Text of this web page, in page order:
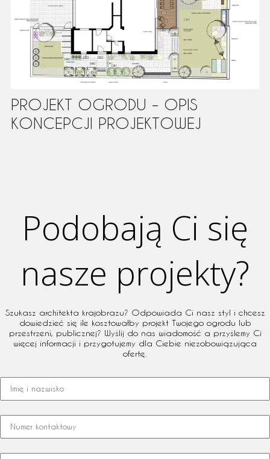
PROJEKT OGRODU – OPIS
KONCEPCJI PROJEKTOWEJ
Podobają Ci się
nasze projekty?
Szukasz architekta krajobrazu? Odpowiada Ci nasz styl i chcesz
dowiedzieć się ile kosztowałby projekt Twojego ogrodu lub
przestrzeni, publicznej? Wyślij do nas wiadomość a przyślemy Ci
więcej informacji i przygotujemy dla Ciebie niezobowiązująca
ofertę.